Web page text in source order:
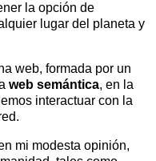
la opción de
lugar del planeta y
web, formada por un
web semántica, en la
interactuar con la
mi modesta opinión,